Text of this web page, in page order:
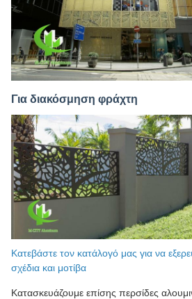
Για διακόσμηση φράχτη
Κατεβάστε τον κατάλογό μας για να
σχέδια και μοτίβα
Κατασκευάζουμε επίσης περσίδες